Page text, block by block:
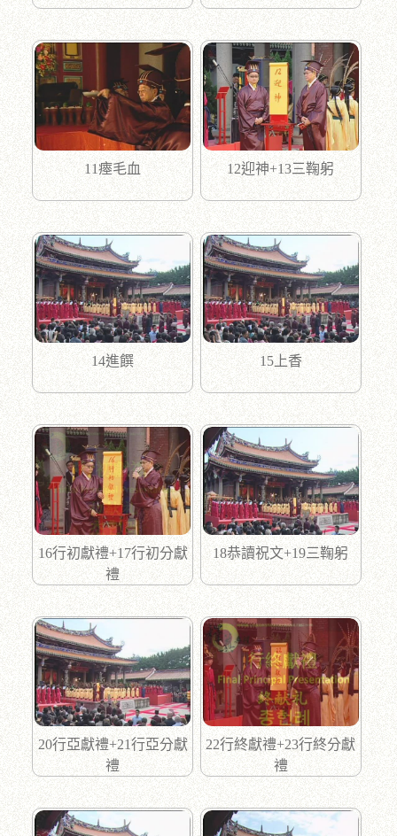
11瘞毛血 12迎神+13三鞠躬
14進饌 15上香
16行初獻禮+17行初分獻
禮
18恭讀祝文+19三鞠躬
20行亞獻禮+21行亞分獻
禮
22行終獻禮+23行終分獻
禮